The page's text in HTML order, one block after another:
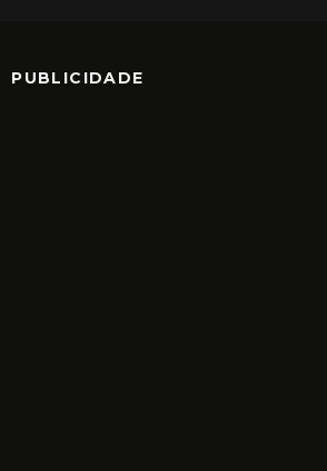
PUBLICIDADE